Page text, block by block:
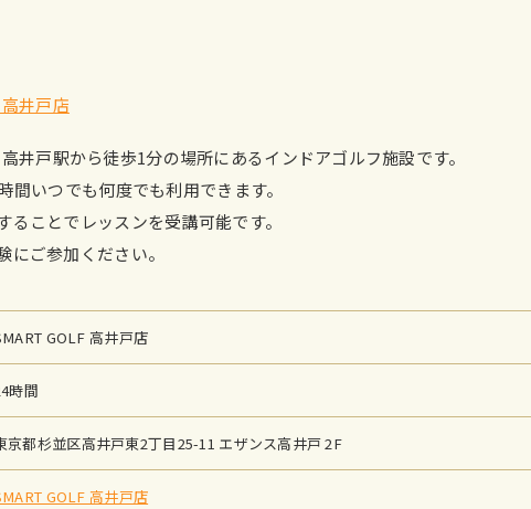
井戸店
井戸駅から徒歩1分の場所にあるインドアゴルフ施設です。
間いつでも何度でも利用できます。
ることでレッスンを受講可能です。
にご参加ください。
GOLF 高井戸店
時間
京都杉並区高井戸東2丁目25-11 エザンス高井戸 2F
GOLF 高井戸店